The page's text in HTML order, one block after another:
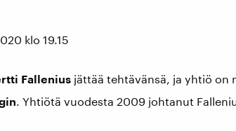
klo 19.15
Fallenius jättää tehtävänsä, ja yhtiö on
. Yhtiötä vuodesta 2009 johtanut